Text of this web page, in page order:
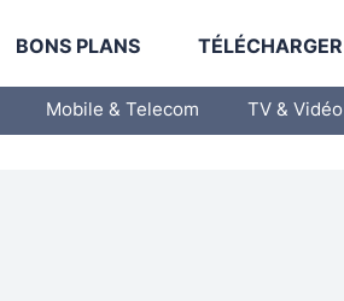
BONS PLANS TÉLÉCHARGER
Mobile & Telecom TV & Vidéo